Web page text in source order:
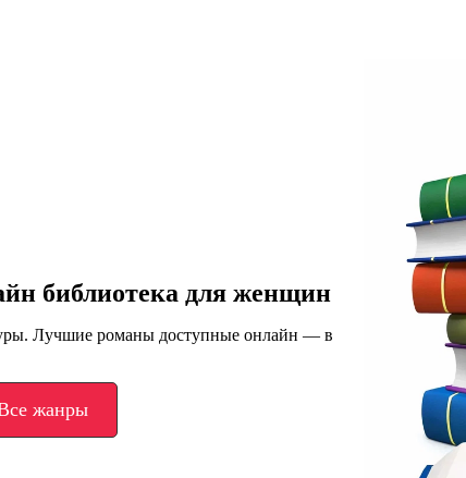
библиотека для женщин
Лучшие романы доступные онлайн — в
жанры